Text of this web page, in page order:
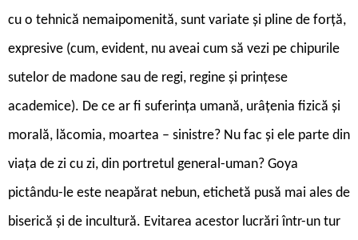
cu o tehnică nemaipomenită, sunt variate și pline de forță,
expresive (cum, evident, nu aveai cum să vezi pe chipurile
sutelor de madone sau de regi, regine și prințese
academice). De ce ar fi suferința umană, urâțenia fizică și
morală, lăcomia, moartea – sinistre? Nu fac și ele parte din
viața de zi cu zi, din portretul general-uman? Goya
pictându-le este neapărat nebun, etichetă pusă mai ales de
biserică și de incultură. Evitarea acestor lucrări într-un tur